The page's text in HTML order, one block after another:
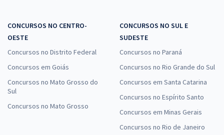
CONCURSOS NO CENTRO-
OESTE
Concursos no Distrito Federal
Concursos em Goiás
Concursos no Mato Grosso do
Sul
Concursos no Mato Grosso
CONCURSOS NO SUL E
SUDESTE
Concursos no Paraná
Concursos no Rio Grande do Sul
Concursos em Santa Catarina
Concursos no Espírito Santo
Concursos em Minas Gerais
Concursos no Rio de Janeiro